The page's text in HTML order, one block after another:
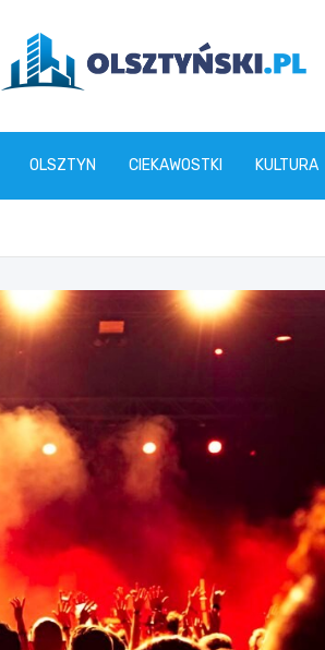
olsztynski.pl
OLSZTYN CIEKAWOSTKI KULTURA